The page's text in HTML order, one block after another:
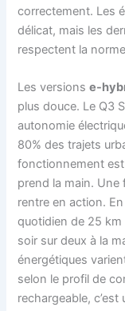
correctement. Les
délicat, mais les
respectent la
Les versionse-
plus douce. Le Q3
autonomie
80% des trajets
fonctionnement
prend la main. Une
rentre en action.
quotidien de 25 km
soir sur deux à la
énergétiques
selon le profil de
rechargeable,